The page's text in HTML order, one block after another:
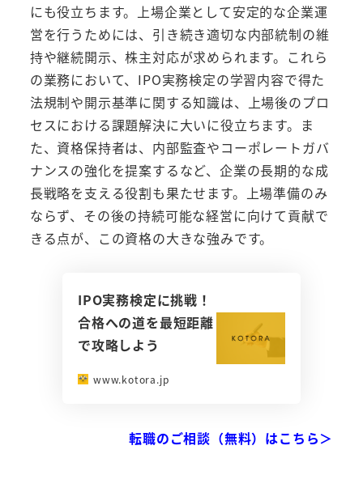
にも役立ちます。上場企業として安定的な企業運
営を行うためには、引き続き適切な内部統制の維
持や継続開示、株主対応が求められます。これら
の業務において、IPO実務検定の学習内容で得た
法規制や開示基準に関する知識は、上場後のプロ
セスにおける課題解決に大いに役立ちます。ま
た、資格保持者は、内部監査やコーポレートガバ
ナンスの強化を提案するなど、企業の長期的な成
長戦略を支える役割も果たせます。上場準備のみ
ならず、その後の持続可能な経営に向けて貢献で
きる点が、この資格の大きな強みです。
IPO実務検定に挑戦！
合格への道を最短距離
で攻略しよう
www.kotora.jp
転職のご相談（無料）はこちら＞